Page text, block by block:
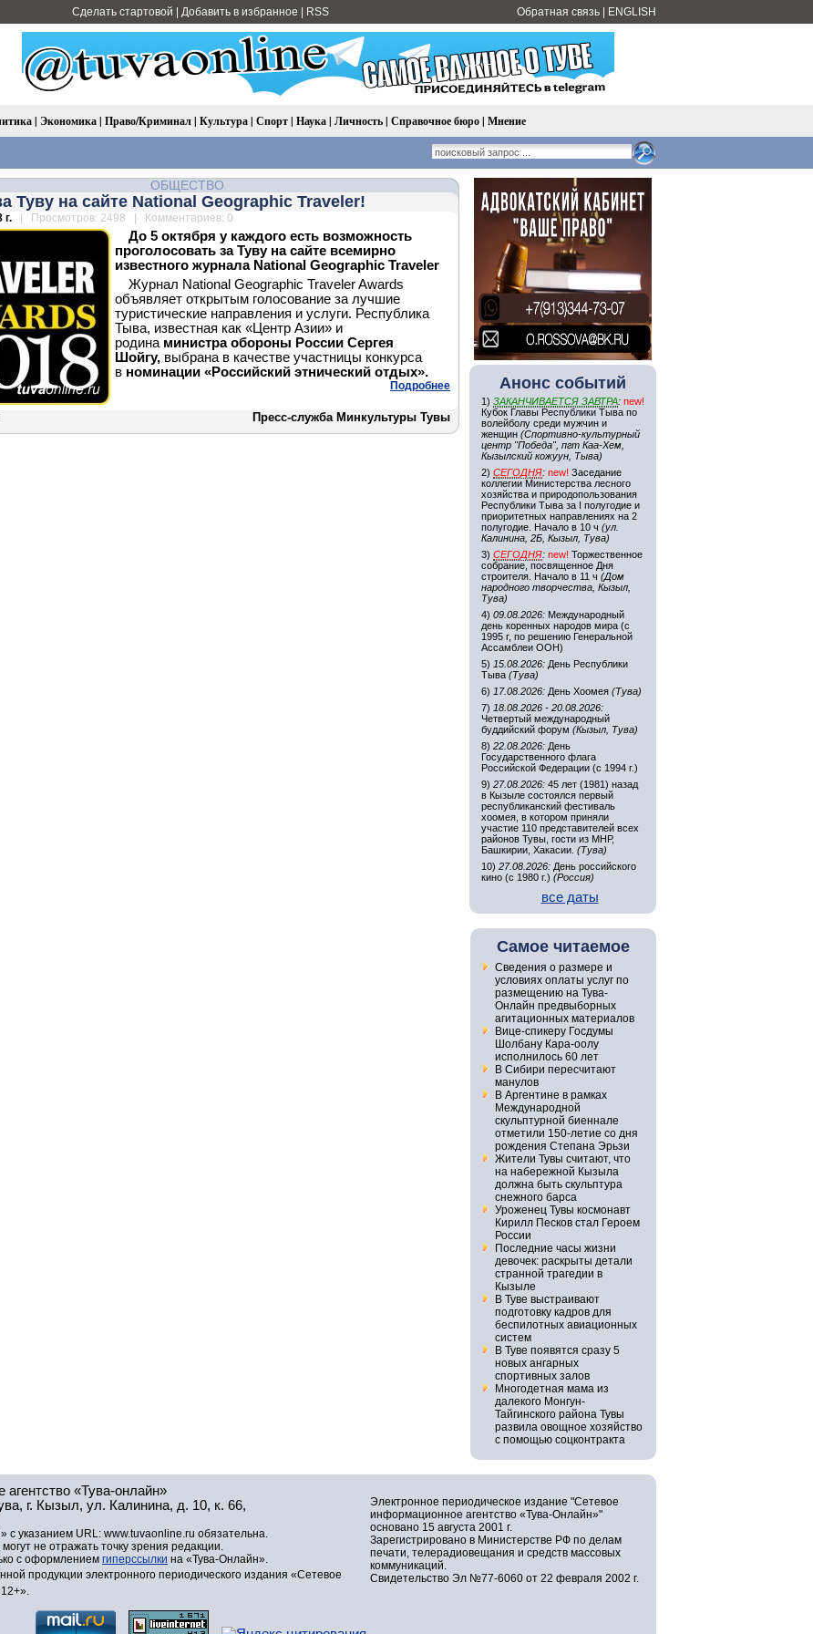
Сделать стартовой Добавить в избранное RSS Обратная связь ENGLISH
| Экономика| Право/Криминал| Культура| Спорт| Наука| Личность| Справочное бюро| Мнение
ОБЩЕСТВО
Туву на сайте National Geographic Traveler!
г. | Просмотров: 2498 | Комментариев: 0
До 5 октября у каждого есть возможность
проголосовать за Туву на сайте всемирно
известного журнала National Geographic Traveler
Журнал National Geographic Traveler Awards
объявляет открытым голосование за лучшие
туристические направления и услуги. Республика
Тыва, известная как «Центр Азии» и
родина министра обороны России Сергея
Шойгу, выбрана в качестве участницы конкурса
в номинации «Российский этнический отдых».
Подробнее
Пресс-служба Минкультуры Тувы
Анонс событий
1) ЗАКАНЧИВАЕТСЯ ЗАВТРА: new!
Кубок Главы Республики Тыва по
волейболу среди мужчин и
женщин (Спортивно-культурный
центр "Победа", пгт Каа-Хем,
Кызылский кожуун, Тыва)
2) СЕГОДНЯ: new! Заседание
коллегии Министерства лесного
хозяйства и природопользования
Республики Тыва за I полугодие и
приоритетных направлениях на 2
полугодие. Начало в 10 ч (ул.
Калинина, 2Б, Кызыл, Тува)
3) СЕГОДНЯ: new! Торжественное
собрание, посвященное Дня
строителя. Начало в 11 ч (Дом
народного творчества, Кызыл,
Тува)
4) 09.08.2026: Международный
день коренных народов мира (с
1995 г, по решению Генеральной
Ассамблеи ООН)
5) 15.08.2026: День Республики
Тыва (Тува)
6) 17.08.2026: День Хоомея (Тува)
7) 18.08.2026 - 20.08.2026:
Четвертый международный
буддийский форум (Кызыл, Тува)
8) 22.08.2026: День
Государственного флага
Российской Федерации (с 1994 г.)
9) 27.08.2026: 45 лет (1981) назад
в Кызыле состоялся первый
республиканский фестиваль
хоомея, в котором приняли
участие 110 представителей всех
районов Тувы, гости из МНР,
Башкирии, Хакасии. (Тува)
10) 27.08.2026: День российского
кино (с 1980 г.) (Россия)
все даты
Самое читаемое
Сведения о размере и
условиях оплаты услуг по
размещению на Тува-
Онлайн предвыборных
агитационных материалов
Вице-спикеру Госдумы
Шолбану Кара-оолу
исполнилось 60 лет
В Сибири пересчитают
манулов
В Аргентине в рамках
Международной
скульптурной биеннале
отметили 150-летие со дня
рождения Степана Эрьзи
Жители Тувы считают, что
на набережной Кызыла
должна быть скульптура
снежного барса
Уроженец Тувы космонавт
Кирилл Песков стал Героем
России
Последние часы жизни
девочек: раскрыты детали
странной трагедии в
Кызыле
В Туве выстраивают
подготовку кадров для
беспилотных авиационных
систем
В Туве появятся сразу 5
новых ангарных
спортивных залов
Многодетная мама из
далекого Монгун-
Тайгинского района Тувы
развила овощное хозяйство
с помощью соцконтракта
«Тува-онлайн»
г. Кызыл, ул. Калинина, д. 10, к. 66,
указанием URL: www.tuvaonline.ru обязательна.
не отражать точку зрения редакции.
с оформлением гиперссылки на «Тува-Онлайн».
продукции электронного периодического издания «Сетевое
Электронное периодическое издание "Сетевое
информационное агентство «Тува-Онлайн»"
основано 15 августа 2001 г.
Зарегистрировано в Министерстве РФ по делам
печати, телерадиовещания и средств массовых
коммуникаций.
Свидетельство Эл №77-6060 от 22 февраля 2002 г.